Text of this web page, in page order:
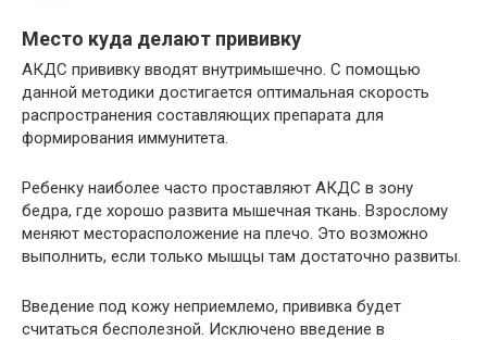
Место куда делают прививку
АКДС прививку вводят внутримышечно. С помощью
данной методики достигается оптимальная скорость
распространения составляющих препарата для
формирования иммунитета.
Ребенку наиболее часто проставляют АКДС в зону
бедра, где хорошо развита мышечная ткань. Взрослому
меняют месторасположение на плечо. Это возможно
выполнить, если только мышцы там достаточно развиты.
Введение под кожу неприемлемо, прививка будет
считаться бесполезной. Исключено введение в